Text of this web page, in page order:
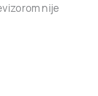
nije